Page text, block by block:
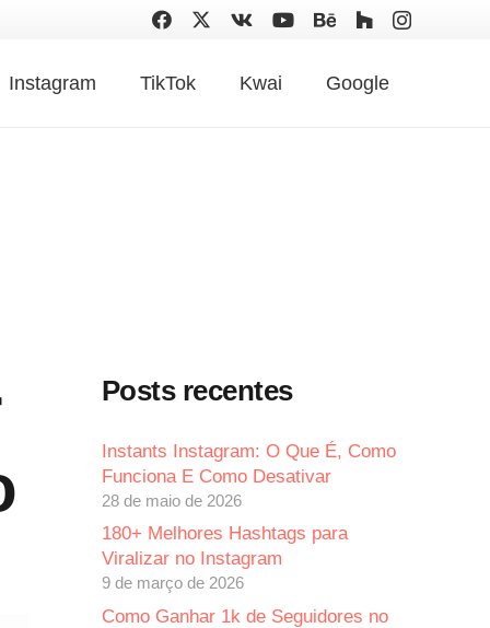
Instagram TikTok Kwai Google
Posts recentes
Instants Instagram: O Que É, Como
Funciona E Como Desativar
28 de maio de 2026
180+ Melhores Hashtags para
Viralizar no Instagram
9 de março de 2026
Como Ganhar 1k de Seguidores no